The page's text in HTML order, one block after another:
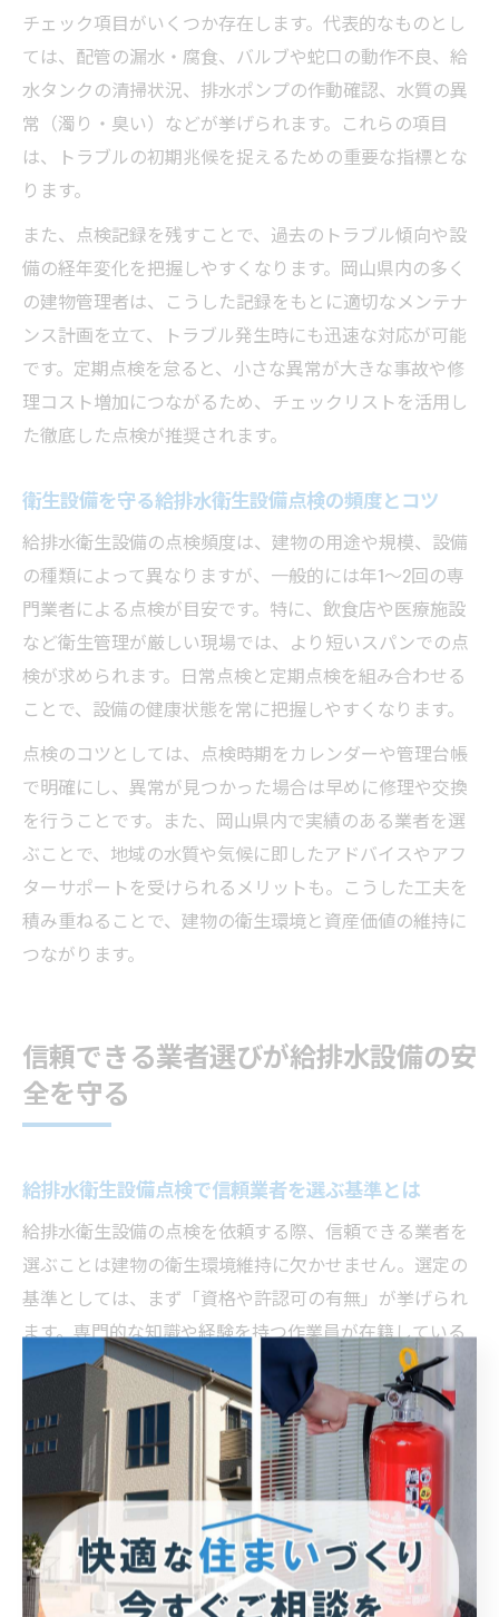
チェック項目がいくつか存在します。代表的なものとし
ては、配管の漏水・腐食、バルブや蛇口の動作不良、給
水タンクの清掃状況、排水ポンプの作動確認、水質の異
常（濁り・臭い）などが挙げられます。これらの項目
は、トラブルの初期兆候を捉えるための重要な指標とな
ります。
また、点検記録を残すことで、過去のトラブル傾向や設
備の経年変化を把握しやすくなります。岡山県内の多く
の建物管理者は、こうした記録をもとに適切なメンテナ
ンス計画を立て、トラブル発生時にも迅速な対応が可能
です。定期点検を怠ると、小さな異常が大きな事故や修
理コスト増加につながるため、チェックリストを活用し
た徹底した点検が推奨されます。
衛生設備を守る給排水衛生設備点検の頻度とコツ
給排水衛生設備の点検頻度は、建物の用途や規模、設備
の種類によって異なりますが、一般的には年1〜2回の専
門業者による点検が目安です。特に、飲食店や医療施設
など衛生管理が厳しい現場では、より短いスパンでの点
検が求められます。日常点検と定期点検を組み合わせる
ことで、設備の健康状態を常に把握しやすくなります。
点検のコツとしては、点検時期をカレンダーや管理台帳
で明確にし、異常が見つかった場合は早めに修理や交換
を行うことです。また、岡山県内で実績のある業者を選
ぶことで、地域の水質や気候に即したアドバイスやアフ
ターサポートを受けられるメリットも。こうした工夫を
積み重ねることで、建物の衛生環境と資産価値の維持に
つながります。
信頼できる業者選びが給排水設備の安
全を守る
給排水衛生設備点検で信頼業者を選ぶ基準とは
給排水衛生設備の点検を依頼する際、信頼できる業者を
選ぶことは建物の衛生環境維持に欠かせません。選定の
基準としては、まず「資格や許認可の有無」が挙げられ
ます。専門的な知識や経験を持つ作業員が在籍している
か、また、岡山県内での施工実績や点検報告書の提出体
制が整っているかも重要なポイントです。
なぜこれらが大切かというと、無資格や経験不足の業者
に依頼すると、法令違反や点検ミスによるトラブル発生
リスクが高まるからです。例えば、定期点検記録が適切
に管理されていないと、行政指導や事故発生時の責任問
題につながることもあります。